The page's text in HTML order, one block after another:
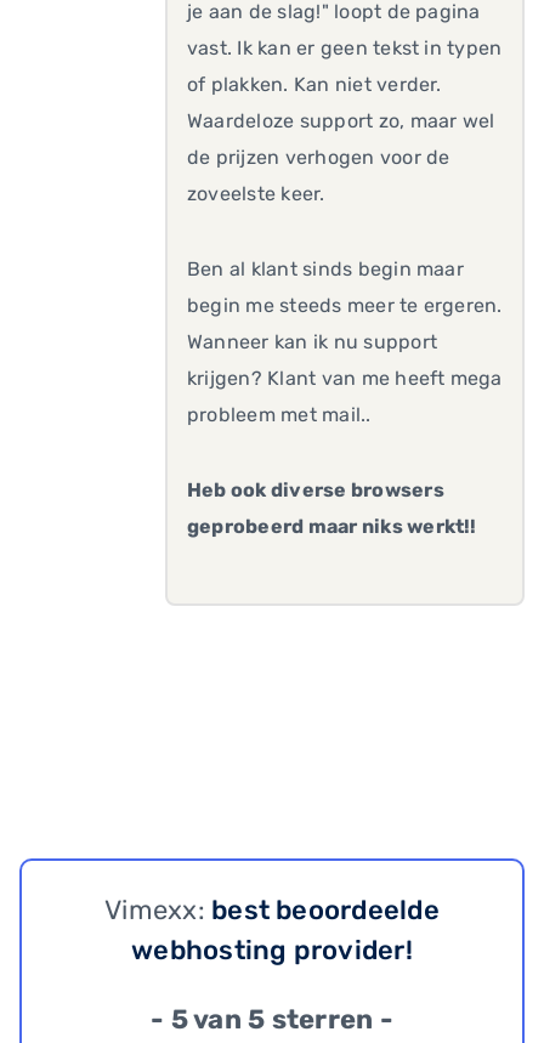
je aan de slag!" loopt de pagina
vast. Ik kan er geen tekst in typen
of plakken. Kan niet verder.
Waardeloze support zo, maar wel
de prijzen verhogen voor de
zoveelste keer.
Ben al klant sinds begin maar
begin me steeds meer te ergeren.
Wanneer kan ik nu support
krijgen? Klant van me heeft mega
probleem met mail..
Heb ook diverse browsers
geprobeerd maar niks werkt!!
Vimexx: best beoordeelde
webhosting provider!
- 5 van 5 sterren -